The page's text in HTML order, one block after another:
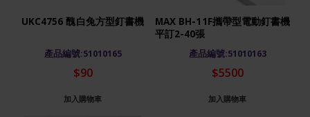
UKC4756 醜白兔方型釘書機
產品編號:51010165
$90
加入購物車
MAX BH-11F攜帶型電動釘書機
平訂2-40張
產品編號:51010163
$5500
加入購物車